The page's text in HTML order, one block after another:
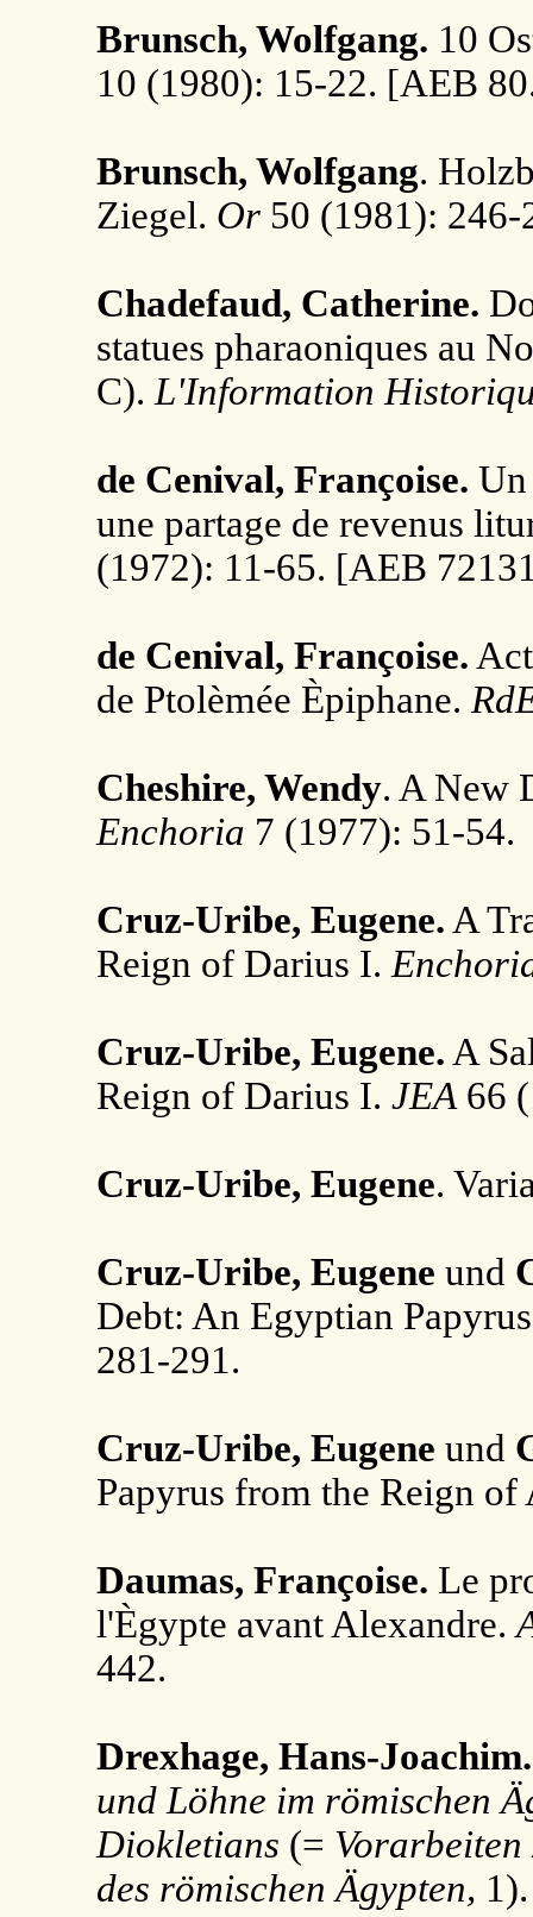
Brunsch, Wolfgang. 10
10 (1980): 15-22. [AEB
Brunsch, Wolfgang.
Ziegel. Or 50 (1981): 246-
Chadefaud, Catherine.
statues pharaoniques au
C). L'Information
de Cenival, Françoise. Un
une partage de revenus
(1972): 11-65. [AEB
de Cenival, Françoise.
de Ptolèmée Èpiphane.
Cheshire, Wendy. A New
Enchoria 7 (1977): 51-54.
Cruz-Uribe, Eugene. A
Reign of Darius I.
Cruz-Uribe, Eugene. A
Reign of Darius I. JEA 66
Cruz-Uribe, Eugene.
Cruz-Uribe, Eugene und
Debt: An Egyptian
281-291.
Cruz-Uribe, Eugene und
Papyrus from the Reign of
Daumas, Françoise. Le
l'Ègypte avant Alexandre.
442.
Drexhage, Hans-Joachim.
und Löhne im römischen
Diokletians (= Vorarbeiten
des römischen Ägypten,